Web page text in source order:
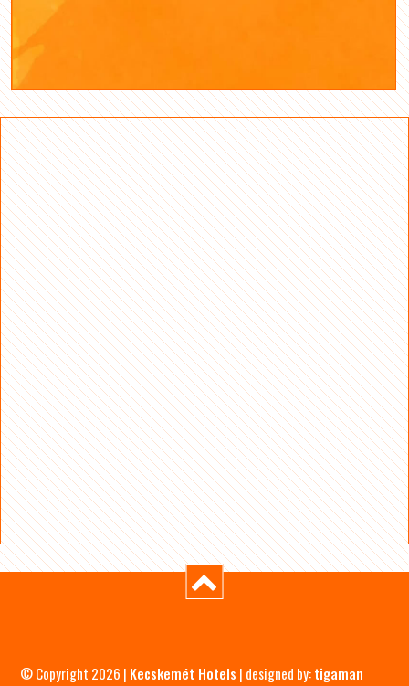
© Copyright 2026 | Kecskemét Hotels | designed by:tigaman